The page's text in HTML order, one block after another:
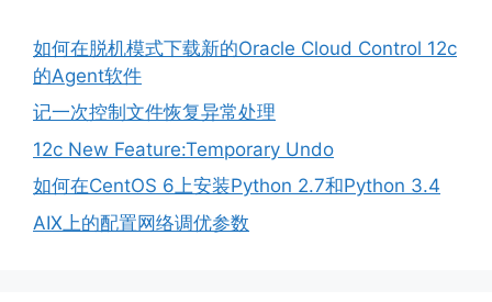
如何在脱机模式下载新的Oracle Cloud Control 12c
的Agent软件
记一次控制文件恢复异常处理
12c New Feature:Temporary Undo
如何在CentOS 6上安装Python 2.7和Python 3.4
AIX上的配置网络调优参数